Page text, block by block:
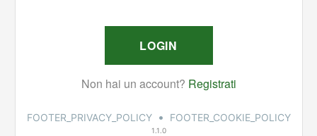
FOOTER_PRIVACY_POLICY • FOOTER_COOKIE_POLICY
1.1.0